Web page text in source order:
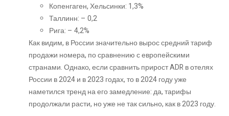
Копенгаген, Хельсинки: 1,3%
Таллинн: – 0,2
Рига: – 4,2%
Как видим, в России значительно вырос средний тариф
продажи номера, по сравнению с европейскими
странами. Однако, если сравнить прирост ADR в отелях
России в 2024 и в 2023 годах, то в 2024 году уже
наметился тренд на его замедление: да, тарифы
продолжали расти, но уже не так сильно, как в 2023 году.